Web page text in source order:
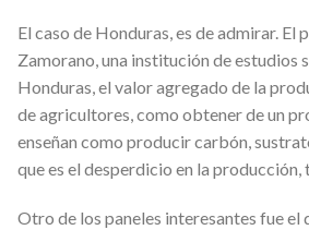
El caso de Honduras, es de admirar.
Zamorano, una institución de estudios
Honduras, el valor agregado de la
de agricultores, como obtener de un
enseñan como producir carbón,
que es el desperdicio en la
Otro de los paneles interesantes fue